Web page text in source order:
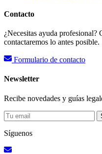
Contacto
¿Necesitas ayuda
contactaremos lo antes posible.
Formulario de contacto
Newsletter
Recibe novedades y guías
Síguenos